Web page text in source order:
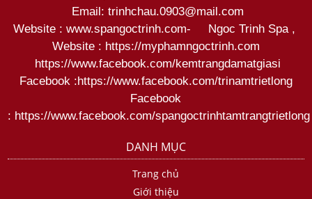
Email: trinhchau.0903@mail.com
Website : www.spangoctrinh.com- Ngoc Trinh Spa ,
Website : https://myphamngoctrinh.com
https://www.facebook.com/kemtrangdamatgiasi
Facebook :https://www.facebook.com/trinamtrietlong
Facebook
: https://www.facebook.com/spangoctrinhtamtrangtrietlong
DANH MỤC
Trang chủ
Giới thiệu